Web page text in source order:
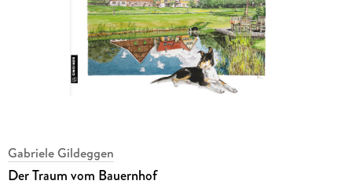
Gabriele Gildeggen
Der Traum vom Bauernhof